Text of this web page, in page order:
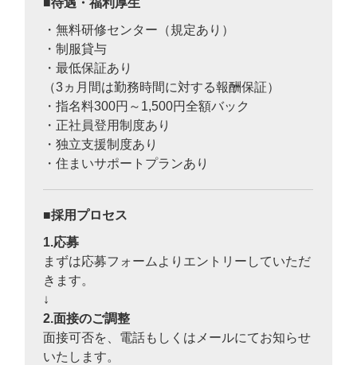
待遇・福利厚生
・無料研修センター（規定あり）
・制服貸与
・最低保証あり
（3ヵ月間は勤務時間に対する報酬保証）
・指名料300円～1,500円全額バック
・正社員登用制度あり
・独立支援制度あり
・住まいサポートプランあり
採用プロセス
1.応募
まずは応募フォームよりエントリーしていただ
きます。
↓
2.面接のご調整
面接可否を、電話もしくはメールにてお知らせ
いたします。